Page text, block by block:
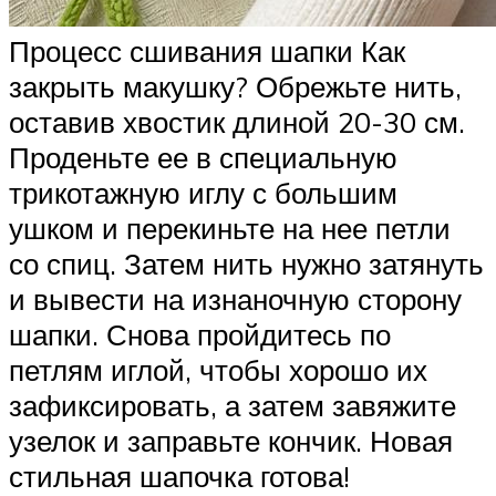
Процесс сшивания шапки Как
закрыть макушку? Обрежьте нить,
оставив хвостик длиной 20-30 см.
Проденьте ее в специальную
трикотажную иглу с большим
ушком и перекиньте на нее петли
со спиц. Затем нить нужно затянуть
и вывести на изнаночную сторону
шапки. Снова пройдитесь по
петлям иглой, чтобы хорошо их
зафиксировать, а затем завяжите
узелок и заправьте кончик. Новая
стильная шапочка готова!